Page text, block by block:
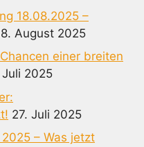
18.08.2025 –
August 2025
einer breiten
2025
27. Juli 2025
– Was jetzt